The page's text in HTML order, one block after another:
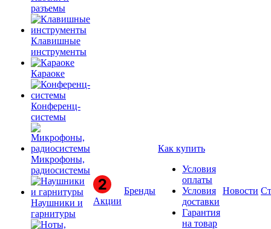
разъемы
Клавишные
инструменты
Караоке
Конференц-
системы
Микрофоны,
радиосистемы
Наушники и
гарнитуры
Акции
Бренды
Как купить
Условия
оплаты
Условия
доставки
Гарантия
на товар
Новости